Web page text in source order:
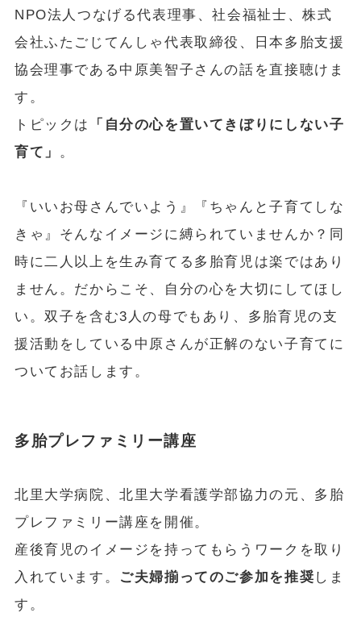
NPO法人つなげる代表理事、社会福祉士、株式
会社ふたごじてんしゃ代表取締役、日本多胎支援
協会理事である中原美智子さんの話を直接聴けま
す。
トピックは
「自分の心を置いてきぼりにしない子
育て」
。
『いいお母さんでいよう』『ちゃんと子育てしな
きゃ』そんなイメージに縛られていませんか？同
時に二人以上を生み育てる多胎育児は楽ではあり
ません。だからこそ、自分の心を大切にしてほし
い。双子を含む3人の母でもあり、多胎育児の支
援活動をしている中原さんが正解のない子育てに
ついてお話します。
多胎プレファミリー講座
北里大学病院、北里大学看護学部協力の元、多胎
プレファミリー講座を開催。
産後育児のイメージを持ってもらうワークを取り
入れています。 ご夫婦揃ってのご参加を推奨 しま
す。